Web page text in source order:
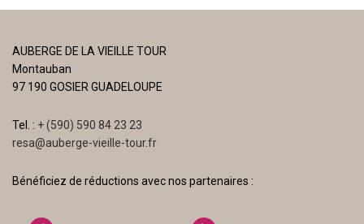
AUBERGE DE LA VIEILLE TOUR
Montauban
97 190 GOSIER GUADELOUPE
Tel. : + (590) 590 84 23 23
resa@auberge-vieille-tour.fr
Bénéficiez de réductions avec nos partenaires :